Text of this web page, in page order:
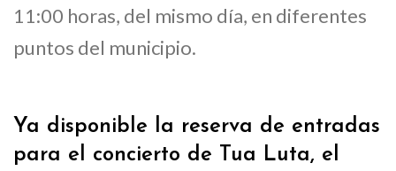
11:00 horas, del mismo día, en diferentes
puntos del municipio.
Ya disponible la reserva de entradas
para el concierto de Tua Luta, el